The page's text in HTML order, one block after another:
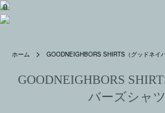
0
ホーム GOODNEIGHBORS SHIRTS（グッドネイ
GOODNEIGHBORS
バーズシャツ